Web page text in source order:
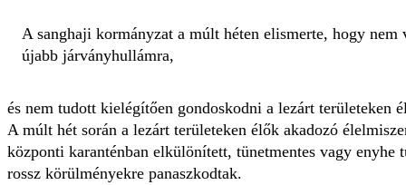
A sanghaji kormányzat a múlt héten elismerte, hogy
újabb járványhullámra,
és nem tudott kielégítően gondoskodni a lezárt területeken
A múlt hét során a lezárt területeken élők akadozó
központi karanténban elkülönített, tünetmentes vagy enyhe
rossz körülményekre panaszkodtak.